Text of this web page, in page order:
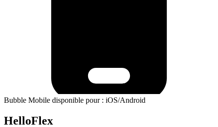
Bubble Mobile disponible pour : iOS/Android
HelloFlex